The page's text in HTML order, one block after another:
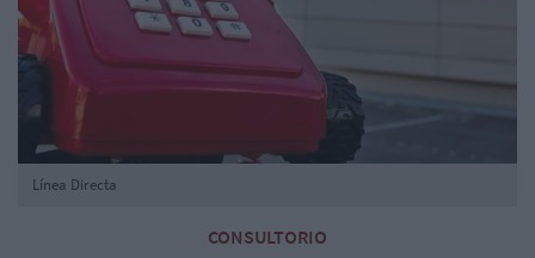
CONSULTORIO
Línea Directa